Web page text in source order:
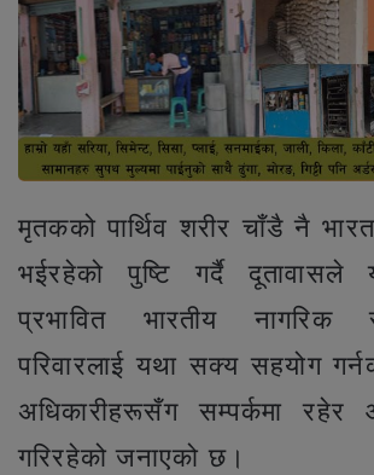
मृतकको पार्थिव शरीर चाँडै नै
भईरहेको पुष्टि गर्दै दूतावासले
प्रभावित भारतीय नागरिक
परिवारलाई यथा सक्य सहयोग
अधिकारीहरूसँग सम्पर्कमा रहेर
गरिरहेको जनाएको छ।